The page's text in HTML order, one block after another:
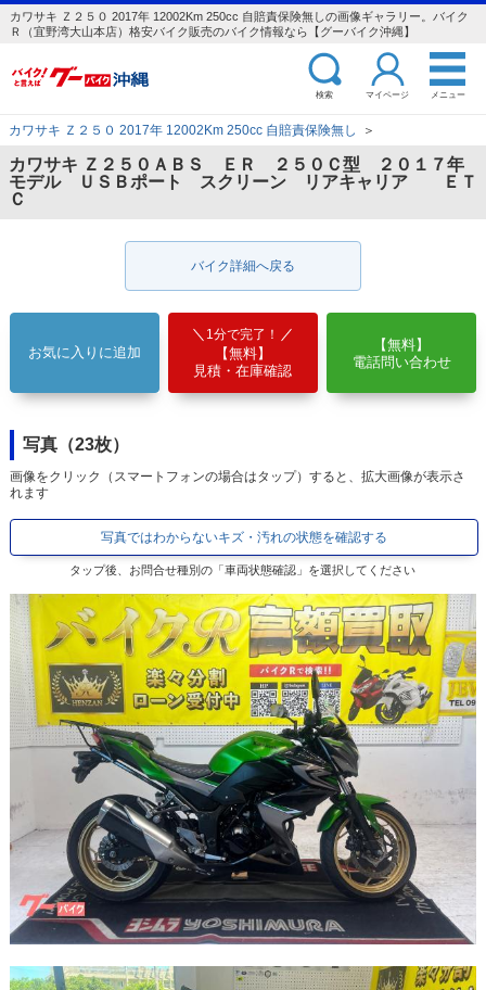
カワサキ Ｚ２５０ 2017年 12002Km 250cc 自賠責保険無しの画像ギャラリー。バイク
Ｒ（宜野湾大山本店）格安バイク販売のバイク情報なら【グーバイク沖縄】
検索 マイページ メニュー
カワサキ Ｚ２５０ 2017年 12002Km 250cc 自賠責保険無し ＞
カワサキ Ｚ２５０ＡＢＳ ＥＲ ２５０Ｃ型 ２０１７年
モデル ＵＳＢポート スクリーン リアキャリア ＥＴ
Ｃ
バイク詳細へ戻る
お気に入りに追加
1分で完了！
【無料】
見積・在庫確認
【無料】
電話問い合わせ
写真（23枚）
画像をクリック（スマートフォンの場合はタップ）すると、拡大画像が表示さ
れます
写真ではわからないキズ・汚れの状態を確認する
タップ後、お問合せ種別の「車両状態確認」を選択してください